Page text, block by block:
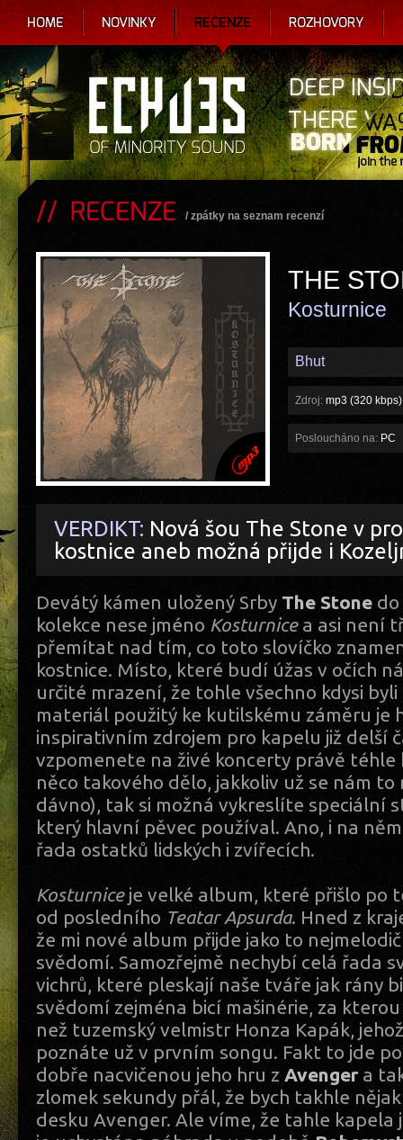
HOME NOVINKY RECENZE ROZHOVORY
RECENZE / zpátky na seznam recenzí
THE
Kosturnice
Bhut
Zdroj: mp3 (320 kbps)
Posloucháno na: PC
VERDIKT: Nová šou The Stone v
kostnice aneb možná přijde i
Devátý kámen uložený Srby The Stone
kolekce nese jméno Kosturnicea asi není
přemítat nad tím, co toto slovíčko
kostnice. Místo, které budí úžas v očích
určité mrazení, že tohle všechno kdysi
materiál použitý ke kutilskému záměru je
inspirativním zdrojem pro kapelu již delší
vzpomenete na živé koncerty právě téhle
něco takového dělo, jakkoliv už se nám
dávno), tak si možná vykreslíte speciální
který hlavní pěvec používal. Ano, i na
řada ostatků lidských i zvířecích.
Kosturniceje velké album, které přišlo po
od posledního Teatar Apsurda. Hned z
že mi nové album přijde jako to
svědomí. Samozřejmě nechybí celá řada
vichrů, které pleskají naše tváře jak rány
svědomí zejména bicí mašinérie, za
než tuzemský velmistr Honza Kapák,
poznáte už v prvním songu. Fakt to jde
dobře nacvičenou jeho hru z Avengera
zlomek sekundy přál, že bych takhle
desku Avenger. Ale víme, že tahle kapela